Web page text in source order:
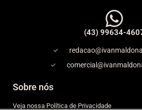
(43) 99634-
Sobre nós
Veja nossa Política de Privacidade